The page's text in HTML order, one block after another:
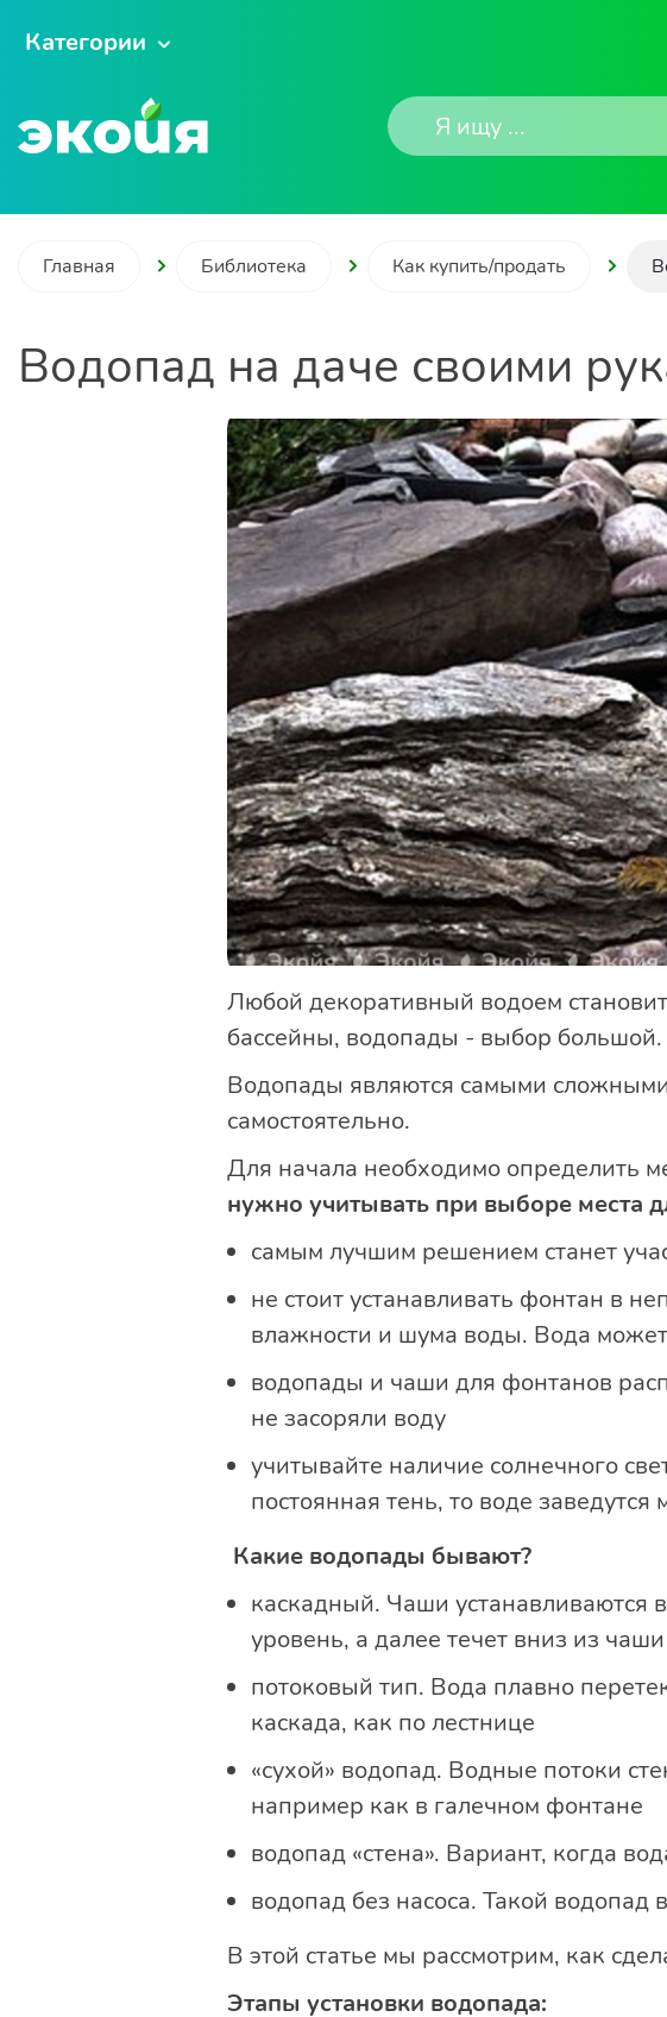
Категории
Главная Библиотека Как купить/продать
Водопад на даче своими
Любой декоративный водоем
бассейны, водопады - выбор
Водопады являются самыми
самостоятельно.
Для начала необходимо определить
нужно учитывать при выборе места
самым лучшим решением станет
не стоит устанавливать фонтан в
влажности и шума воды. Вода
водопады и чаши для фонтанов
не засоряли воду
учитывайте наличие солнечного
постоянная тень, то воде
Какие водопады бывают?
каскадный. Чаши устанавливаются
уровень, а далее течет вниз из
потоковый тип. Вода плавно
каскада, как по лестнице
«сухой» водопад. Водные потоки
например как в галечном фонтане
водопад «стена». Вариант, когда
водопад без насоса. Такой
В этой статье мы рассмотрим, как
Этапы установки водопада: